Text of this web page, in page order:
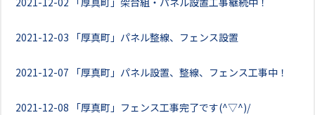
2021-12-03 「厚真町」パネル整線、フェンス設置
2021-12-07 「厚真町」パネル設置、整線、フェンス工事中！
2021-12-08 「厚真町」フェンス工事完了です(^▽^)/